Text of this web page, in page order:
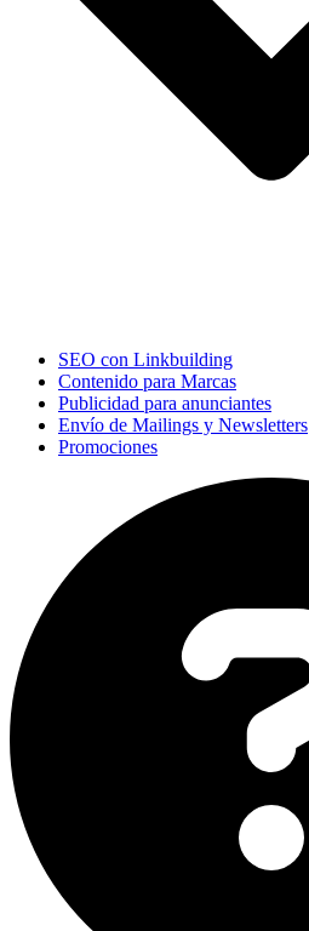
SEO con Linkbuilding
Contenido para Marcas
Publicidad para anunciantes
Envío de Mailings y Newsletters
Promociones